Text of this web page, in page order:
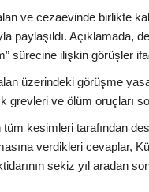
ve cezaevinde birlikte
paylaşıldı. Açıklamada,
sürecine ilişkin görüşler
üzerindeki görüşme
grevleri ve ölüm oruçları
kesimleri tarafından
verdikleri cevaplar,
sekiz yıl aradan